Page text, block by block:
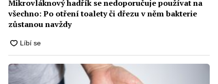
Mikrovláknový hadřík se nedoporučuje používat na
všechno: Po otření toalety či dřezu v něm bakterie
zůstanou navždy